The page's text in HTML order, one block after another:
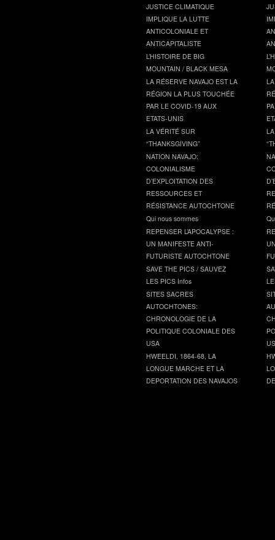
JUSTICE CLIMATIQUE
IMPLIQUE LA LUTTE
ANTICOLONIALE ET
ANTICAPITALISTE
L’HISTOIRE DE BIG
MOUNTAIN / BLACK MESA
LA RÉSERVE NAVAJO EST LA
RÉGION LA PLUS TOUCHÉE
PAR LE COVID-19 AUX
ETATS-UNIS
LA VÉRITÉ SUR
“THANKSGIVING”
NATION NAVAJO:
COLONIALISME
D’EXPLOITATION DES
RESSOURCES ET
RÉSISTANCE AUTOCHTONE
Qui nous sommes
REPENSER L’APOCALYPSE :
UN MANIFESTE ANTI-
FUTURISTE AUTOCHTONE
SAVE THE PICS / SAUVEZ
LES PICS Infos
SITES SACRES
AUTOCHTONES:
CHRONOLOGIE DE LA
POLITIQUE COLONIALE DES
USA
HWEELDI, 1864-68, LA
LONGUE MARCHE ET LA
DEPORTATION DES NAVAJOS